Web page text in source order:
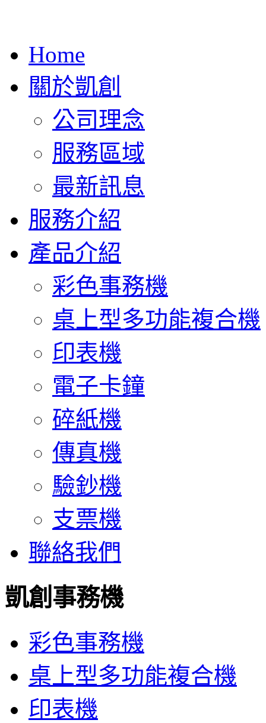
Home
關於凱創
公司理念
服務區域
最新訊息
服務介紹
產品介紹
彩色事務機
桌上型多功能複合機
印表機
電子卡鐘
碎紙機
傳真機
驗鈔機
支票機
聯絡我們
凱創事務機
彩色事務機
桌上型多功能複合機
印表機